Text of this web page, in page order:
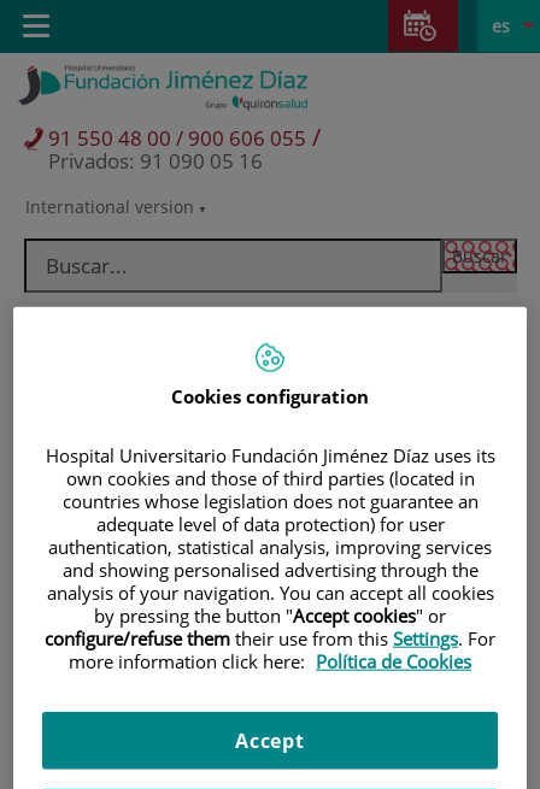
Saltar al contenido
Saltar
contenido
Selector
idioma
activo
es
International version
91 550 48 00 / 900 606 055 /
Privados: 91 090 05 16
Toggle
navigation
Pacientes y visitantes
Investigación
Cookies configuration
Hospital Universitario Fundación Jiménez Díaz uses its
own cookies and those of third parties (located in
countries whose legislation does not guarantee an
adequate level of data protection) for user
authentication, statistical analysis, improving services
and showing personalised advertising through the
analysis of your navigation. You can accept all cookies
by pressing the button "Accept cookies" or
configure/refuse them their use from this Settings. For
more information click here: Política de Cookies
Accept